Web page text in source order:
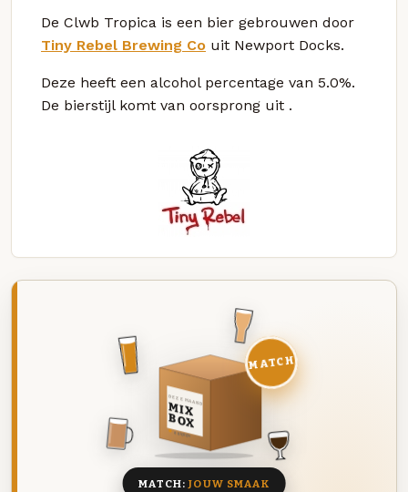
De Clwb Tropica is een bier gebrouwen door
Tiny Rebel Brewing Co uit Newport Docks.
Deze heeft een alcohol percentage van 5.0%.
De bierstijl komt van oorsprong uit .
DEZE MAAND
MIX
BOX
8 BIEREN
MATCH
MATCH:JOUW SMAAK